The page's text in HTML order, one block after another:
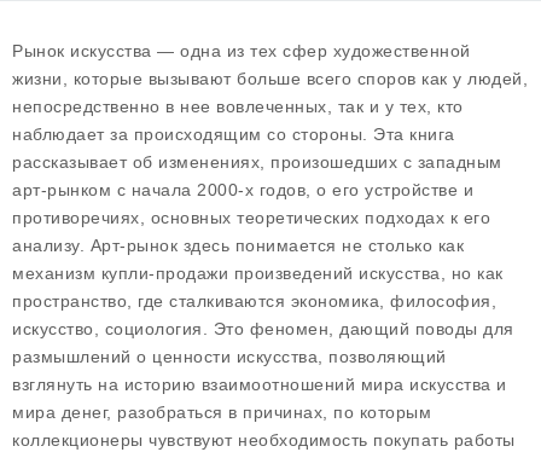
Рынок искусства — одна из тех сфер художественной
жизни, которые вызывают больше всего споров как у людей,
непосредственно в нее вовлеченных, так и у тех, кто
наблюдает за происходящим со стороны. Эта книга
рассказывает об изменениях, произошедших с западным
арт-рынком с начала 2000-х годов, о его устройстве и
противоречиях, основных теоретических подходах к его
анализу. Арт-рынок здесь понимается не столько как
механизм купли-продажи произведений искусства, но как
пространство, где сталкиваются экономика, философия,
искусство, социология. Это феномен, дающий поводы для
размышлений о ценности искусства, позволяющий
взглянуть на историю взаимоотношений мира искусства и
мира денег, разобраться в причинах, по которым
коллекционеры чувствуют необходимость покупать работы